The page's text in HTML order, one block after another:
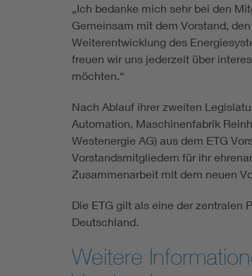
„Ich bedanke mich sehr bei den
Gemeinsam mit dem Vorstand,
Weiterentwicklung des
freuen wir uns jederzeit über
möchten.“
Nach Ablauf ihrer zweiten
Automation, Maschinenfabrik
Westenergie AG) aus dem ETG
Vorstandsmitgliedern für ihr
Zusammenarbeit mit dem neuen
Die ETG gilt als eine der zentralen
Deutschland.
Weitere